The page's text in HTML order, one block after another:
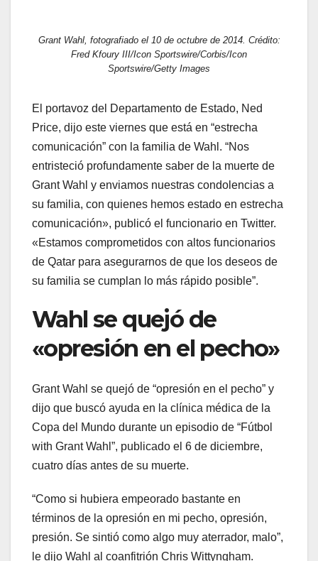
Grant Wahl, fotografiado el 10 de octubre de 2014. Crédito:
Fred Kfoury III/Icon Sportswire/Corbis/Icon
Sportswire/Getty Images
El portavoz del Departamento de Estado, Ned
Price, dijo este viernes que está en “estrecha
comunicación” con la familia de Wahl. “Nos
entristeció profundamente saber de la muerte de
Grant Wahl y enviamos nuestras condolencias a
su familia, con quienes hemos estado en estrecha
comunicación», publicó el funcionario en Twitter.
«Estamos comprometidos con altos funcionarios
de Qatar para asegurarnos de que los deseos de
su familia se cumplan lo más rápido posible”.
Wahl se quejó de
«opresión en el pecho»
Grant Wahl se quejó de “opresión en el pecho” y
dijo que buscó ayuda en la clínica médica de la
Copa del Mundo durante un episodio de “Fútbol
with Grant Wahl”, publicado el 6 de diciembre,
cuatro días antes de su muerte.
“Como si hubiera empeorado bastante en
términos de la opresión en mi pecho, opresión,
presión. Se sintió como algo muy aterrador, malo”,
le dijo Wahl al coanfitrión Chris Wittyngham.